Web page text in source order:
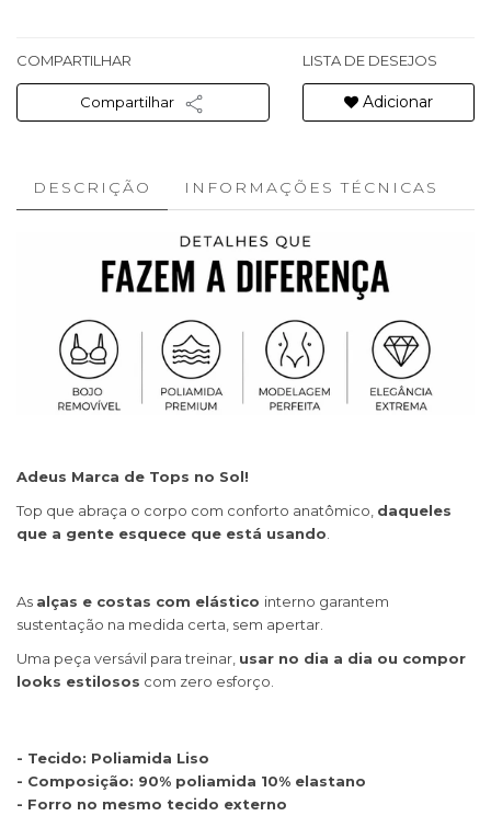
COMPARTILHAR
Compartilhar
LISTA DE DESEJOS
Adicionar
DESCRIÇÃO INFORMAÇÕES TÉCNICAS
Adeus Marca de Tops no Sol!
Top que abraça o corpo com conforto anatômico, daqueles
que a gente esquece que está usando
As alças e costas com elástico interno garantem
sustentação na medida certa, sem apertar.
Uma peça versávil para treinar, usar no dia a dia ou compor
looks estilosos com zero esforço.
- Tecido: Poliamida Liso
- Composição: 90% poliamida 10% elastano
- Forro no mesmo tecido externo